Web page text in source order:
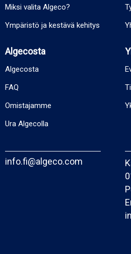
Miksi valita Algeco?
Ympäristö ja kestävä kehitys
Algecosta
Algecosta
FAQ
Omistajamme
Ura Algecolla
info.fi@algeco.com